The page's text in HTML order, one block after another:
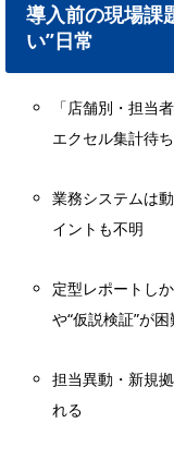
導入前の現場課
い”日常
「店舗別・担当
エクセル集計待ち
業務システムは
イントも不明
定型レポートし
や“仮説検証”が困
担当異動・新規
れる